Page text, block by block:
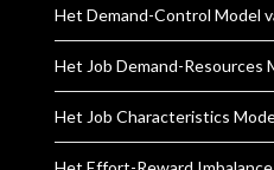
Het Demand-Control Model
Het Job Demand-Resources
Het Job Characteristics